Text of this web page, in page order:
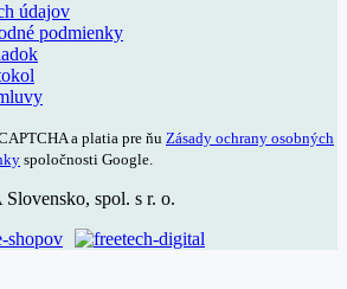
údajov
podmienky
a platia pre ňu Zásady ochrany osobných
spoločnosti Google.
spol. s r. o.
shopov